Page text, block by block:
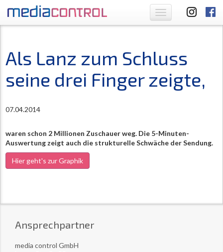
Toggle
navigation
Als Lanz zum Schluss
seine drei Finger zeigte,
07.04.2014
waren schon 2 Millionen Zuschauer weg. Die 5-Minuten-
Auswertung zeigt auch die strukturelle Schwäche der Sendung.
Hier geht's zur Graphik
Ansprechpartner
media control GmbH